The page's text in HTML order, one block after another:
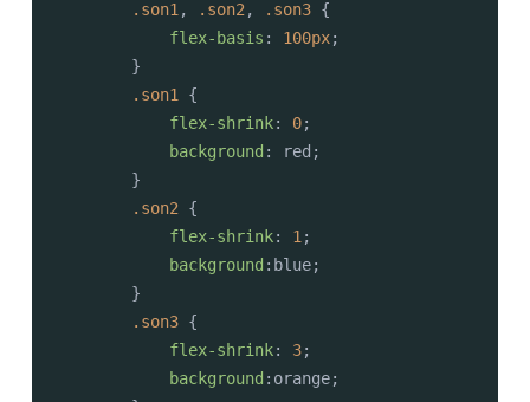
.son1 , .son2 , .son3 {
flex-basis : 100px;
        }
.son1
{
flex-shrink: 0;
background : red;
        }
.son2 {
flex-shrink: 1 ;
background :blue;
        }
.son3 {
flex-shrink: 3;
background :orange;